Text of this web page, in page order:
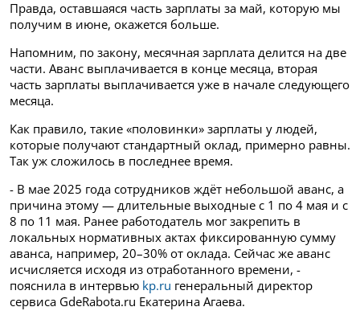
Правда, оставшаяся часть зарплаты за май, которую мы
получим в июне, окажется больше.
Напомним, по закону, месячная зарплата делится на две
части. Аванс выплачивается в конце месяца, вторая
часть зарплаты выплачивается уже в начале следующего
месяца.
Как правило, такие «половинки» зарплаты у людей,
которые получают стандартный оклад, примерно равны.
Так уж сложилось в последнее время.
- В мае 2025 года сотрудников ждёт небольшой аванс, а
причина этому — длительные выходные с 1 по 4 мая и с
8 по 11 мая. Ранее работодатель мог закрепить в
локальных нормативных актах фиксированную сумму
аванса, например, 20–30% от оклада. Сейчас же аванс
исчисляется исходя из отработанного времени, -
пояснила в интервью kp.ru генеральный директор
сервиса GdeRabota.ru Екатерина Агаева.